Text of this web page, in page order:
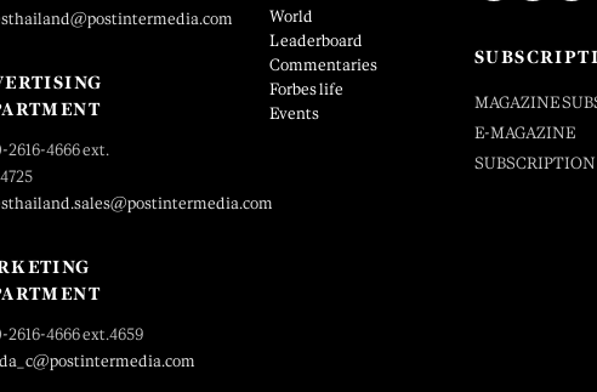
2616-4666 ext.
2616-4666 ext.4659
World
Leaderboard
Commentaries
Forbes life
Events
MAGAZINE
E-MAGAZINE
SUBSCRIPTION